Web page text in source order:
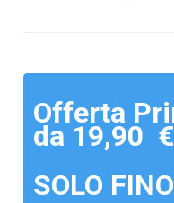
Offerta
da 19,90
SOLO